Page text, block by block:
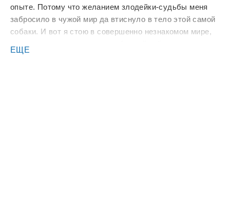
опыте. Потому что желанием злодейки-судьбы меня
забросило в чужой мир да втиснуло в тело этой самой
собаки. И вот я стою в совершенно незнакомом мире,
не могу понять, это у судьбы чувство юмора черное,
ЕЩЕ